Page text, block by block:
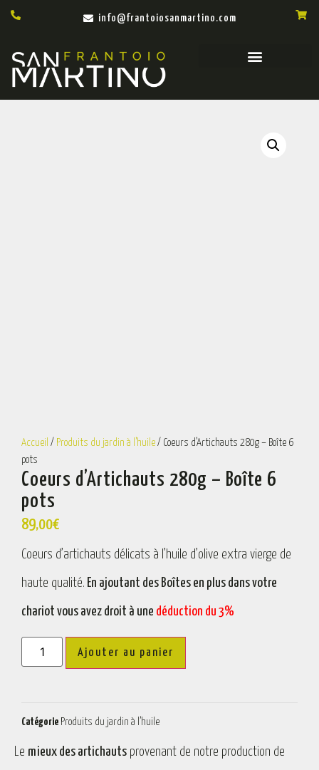
info@frantoiosanmartino.com
Accueil / Produits du jardin à l’huile / Coeurs d’Artichauts 280g – Boîte 6
pots
Coeurs d’Artichauts 280g – Boîte 6
pots
89,00€
Coeurs d’artichauts délicats à l’huile d’olive extra vierge de
haute qualité. En ajoutant des Boîtes en plus dans votre
chariot vous avez droit à une déduction du 3%
Ajouter au panier
Catégorie Produits du jardin à l’huile
Le mieux des artichauts provenant de notre production de